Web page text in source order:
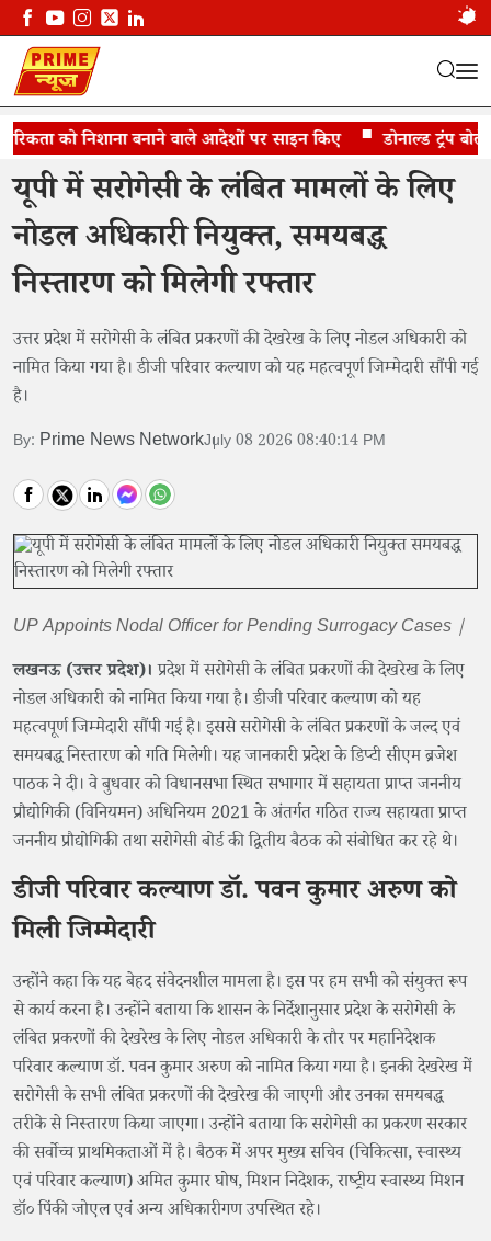
को निशाना बनाने वाले आदेशों पर साइन किए डोनाल्ड ट्रंप बोले-
यूपी में सरोगेसी के लंबित मामलों के...
यूपी में सरोगेसी के लंबित मामलों के लिए
नोडल अधिकारी नियुक्त, समयबद्ध
निस्तारण को मिलेगी रफ्तार
उत्तर प्रदेश में सरोगेसी के लंबित प्रकरणों की देखरेख के लिए नोडल अधिकारी को
नामित किया गया है। डीजी परिवार कल्याण को यह महत्वपूर्ण जिम्मेदारी सौंपी गई
है।
By: Prime News NetworkJuly 08 2026 08:40:14 PM
UP Appoints Nodal Officer for Pending Surrogacy Cases |
लखनऊ (उत्तर प्रदेश)।प्रदेश में सरोगेसी के लंबित प्रकरणों की देखरेख के लिए
नोडल अधिकारी को नामित किया गया है। डीजी परिवार कल्याण को यह
महत्वपूर्ण जिम्मेदारी सौंपी गई है। इससे सरोगेसी के लंबित प्रकरणों के जल्द एवं
समयबद्ध निस्तारण को गति मिलेगी। यह जानकारी प्रदेश के डिप्टी सीएम ब्रजेश
पाठक ने दी। वे बुधवार को विधानसभा स्थित सभागार में सहायता प्राप्त जननीय
प्रौद्योगिकी (विनियमन) अधिनियम 2021 के अंतर्गत गठित राज्य सहायता प्राप्त
जननीय प्रौद्योगिकी तथा सरोगेसी बोर्ड की द्वितीय बैठक को संबोधित कर रहे थे।
डीजी परिवार कल्याण डॉ. पवन कुमार अरुण को
मिली जिम्मेदारी
उन्होंने कहा कि यह बेहद संवेदनशील मामला है। इस पर हम सभी को संयुक्त रूप
से कार्य करना है। उन्होंने बताया कि शासन के निर्देशानुसार प्रदेश के सरोगेसी के
लंबित प्रकरणों की देखरेख के लिए नोडल अधिकारी के तौर पर महानिदेशक
परिवार कल्याण डॉ. पवन कुमार अरुण को नामित किया गया है। इनकी देखरेख में
सरोगेसी के सभी लंबित प्रकरणों की देखरेख की जाएगी और उनका समयबद्ध
तरीके से निस्तारण किया जाएगा। उन्होंने बताया कि सरोगेसी का प्रकरण सरकार
की सर्वोच्च प्राथमिकताओं में है। बैठक में अपर मुख्य सचिव (चिकित्सा, स्वास्थ्य
एवं परिवार कल्याण) अमित कुमार घोष, मिशन निदेशक, राष्ट्रीय स्वास्थ्य मिशन
डॉ० पिंकी जोएल एवं अन्य अधिकारीगण उपस्थित रहे।